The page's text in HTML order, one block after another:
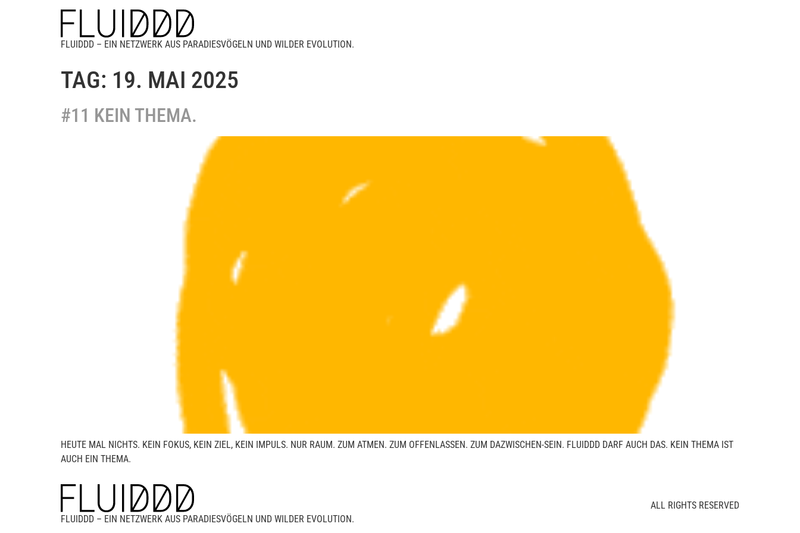
FLUIDDD – EIN NETZWERK AUS PARADIESVÖGELN UND WILDER EVOLUTION.
TAG: 19. MAI 2025
#11 KEIN THEMA.
HEUTE MAL NICHTS. KEIN FOKUS, KEIN ZIEL, KEIN IMPULS. NUR RAUM. ZUM ATMEN. ZUM OFFENLASSEN. ZUM DAZWISCHEN-SEIN. FLUIDDD DARF AUCH DAS. KEIN THEMA IST
AUCH EIN THEMA.
FLUIDDD – EIN NETZWERK AUS PARADIESVÖGELN UND WILDER EVOLUTION.
ALL RIGHTS RESERVED